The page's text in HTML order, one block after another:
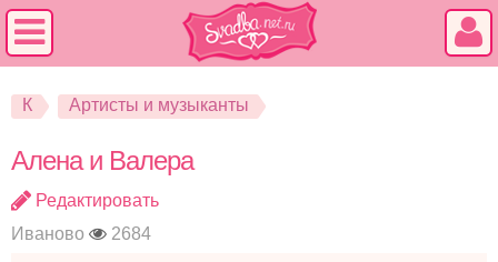
К Артисты и музыканты
Алена и Валера
Редактировать
Иваново
2684